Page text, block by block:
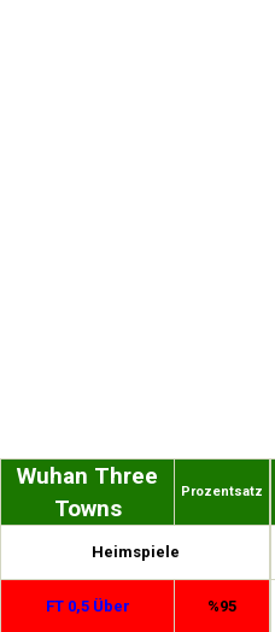
Wuhan Three
Towns
Prozentsatz
Heimspiele
FT 0,5 Über %95